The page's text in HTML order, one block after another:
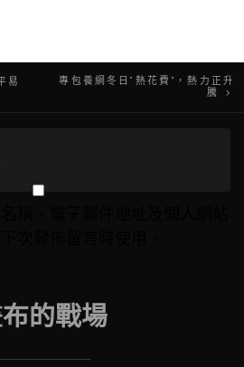
易
專包養網冬日“熱花費”，熱力正升
騰
的戰場